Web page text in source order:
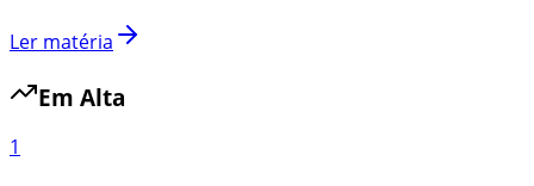
Ler matéria
Em Alta
1